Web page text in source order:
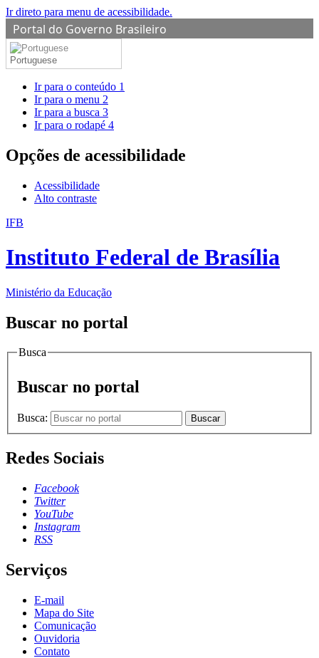
Ir direto para menu de acessibilidade.
Portal do Governo Brasileiro
Portuguese
Ir para o conteúdo 1
Ir para o menu 2
Ir para a busca 3
Ir para o rodapé 4
Opções de acessibilidade
Acessibilidade
Alto contraste
IFB
Instituto Federal de Brasília
Ministério da Educação
Buscar no portal
Busca
Buscar no portal
Busca: Buscar
Redes Sociais
Facebook
Twitter
YouTube
Instagram
RSS
Serviços
E-mail
Mapa do Site
Comunicação
Ouvidoria
Contato